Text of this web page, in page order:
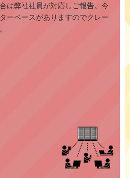
は弊社社員が対応しご報告。今
ーベースがありますのでクレー